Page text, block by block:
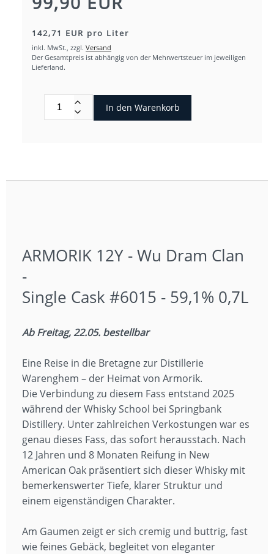
142,71 EUR pro Liter
inkl. MwSt., zzgl. Versand
Der Gesamtpreis ist abhängig von der Mehrwertsteuer im jeweiligen
Lieferland.
In den Warenkorb
ARMORIK 12Y - Wu Dram Clan
-
Single Cask #6015 - 59,1% 0,7L
Ab Freitag, 22.05. bestellbar
Eine Reise in die Bretagne zur Distillerie
Warenghem – der Heimat von Armorik.
Die Verbindung zu diesem Fass entstand 2025
während der Whisky School bei Springbank
Distillery. Unter zahlreichen Verkostungen war es
genau dieses Fass, das sofort herausstach. Nach
12 Jahren und 8 Monaten Reifung in New
American Oak präsentiert sich dieser Whisky mit
bemerkenswerter Tiefe, klarer Struktur und
einem eigenständigen Charakter.
Am Gaumen zeigt er sich cremig und buttrig, fast
wie feines Gebäck, begleitet von eleganter